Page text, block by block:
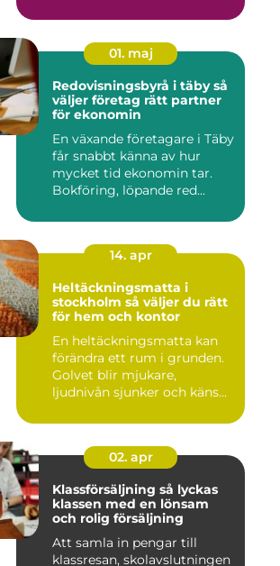
01. maj
Redovisningsbyrå i täby så
väljer företag rätt partner
för ekonomin
En växande företagare i Täby
får snabbt känna av hur
mycket tid ekonomin tar.
Bokföring, löpande red...
14. apr
Heltäckningsmatta i
stockholm så väljer du rätt
för hem och kontor
En heltäckningsmatta kan
förändra ett rum i grunden.
Golvet blir mjukare,
ljudnivån sjunker och käns...
02. apr
Klassförsäljning så lyckas
klassen med en lönsam
och rolig försäljning
Att samla in pengar till
klassresan, skolavslutningen